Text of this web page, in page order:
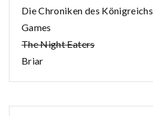
Die Chroniken des Königreichs
Games
The Night Eaters
Briar